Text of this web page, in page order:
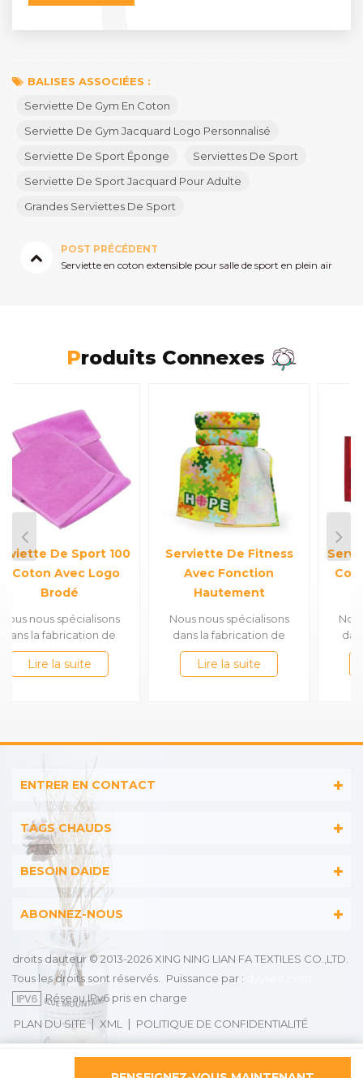
BALISES ASSOCIÉES :
Serviette De Gym En Coton
Serviette De Gym Jacquard Logo Personnalisé
Serviette De Sport Éponge
Serviettes De Sport
Serviette De Sport Jacquard Pour Adulte
Grandes Serviettes De Sport
POST PRÉCÉDENT
Serviette en coton extensible pour salle de sport en plein air
Produits Connexes
Serviette De Fitness
Avec Fonction
Hautement
Absorbante Et
Séchage Rapide
Nous nous spécialisons
dans la fabrication de
serviettes en bambou
100% coton &, telles que
brodées, des serviettes de
plage imprimées, des
couvertures en mousseline
pour bébé, des peignoirs,
etc.
Lire la suite
Serviette Jacquard Pur
Coton Pour Le Sport
Et Le Fitness
Nous nous spécialisons
dans la fabrication de
serviettes en bambou
100% coton &, telles que
brodées, des serviettes de
couvertures en mousseline
Lire la suite
ENTRER EN CONTACT
TAGS CHAUDS
BESOIN DAIDE
ABONNEZ-NOUS
droits dauteur © 2013-2026 XING NING LIAN FA TEXTILES CO.,LTD.
Tous les droits sont réservés.
Puissance par :
Réseau IPv6 pris en charge
PLAN DU SITE| XML | POLITIQUE DE CONFIDENTIALITÉ
DES
WHATSAPP